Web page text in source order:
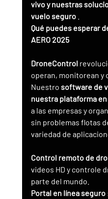
vivo y nuestras
vuelo seguro .
Qué puedes esperar
AERO 2025
DroneControl
operan, monitorean y
Nuestro software de
nuestra plataforma
a las empresas y
sin problemas flotas
variedad de
Control remoto de
videos HD y controle
parte del mundo.
Portal en línea seguro